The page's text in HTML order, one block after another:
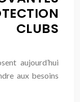
aujourd’hui
aux besoins